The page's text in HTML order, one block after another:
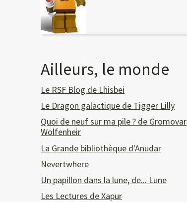
Ailleurs, le monde
Le RSF Blog de Lhisbei
Le Dragon galactique de Tigger Lilly
Quoi de neuf sur ma pile ? de Gromovar
Wolfenheir
La Grande bibliothèque d'Anudar
Nevertwhere
Un papillon dans la lune, de... Lune
Les Lectures de Xapur